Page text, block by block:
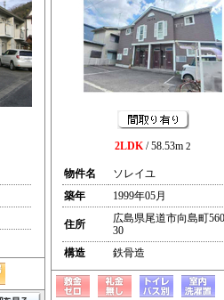
2LDK/ 58.53m 2
物件名
ソレイユ
築年
1999年05月
住所
広島県尾道市向島町
30
構造
鉄骨造